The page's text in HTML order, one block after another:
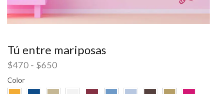
Tú entre mariposas
$470 - $650
Color